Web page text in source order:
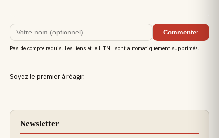
Commenter
Pas de compte requis. Les liens et le HTML sont automatiquement supprimés.
Soyez le premier à réagir.
Newsletter